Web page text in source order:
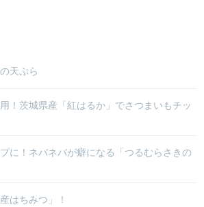
天ぷら
！茨城県産「紅はるか」でさつまいもチッ
に！ネバネバが癖になる「つるむらさきの
はちみつ」！